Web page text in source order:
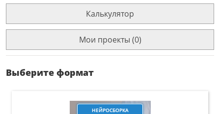
Калькулятор
Мои проекты (0)
Выберите формат
НЕЙРОСБОРКА